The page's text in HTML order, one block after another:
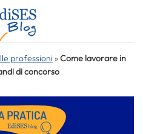
professioni »Come lavorare in
di concorso